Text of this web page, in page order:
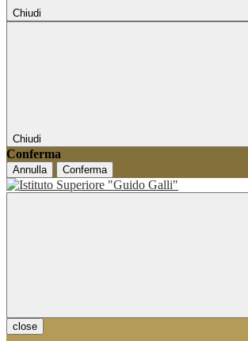
Chiudi
Chiudi
Conferma
Annulla Conferma
close